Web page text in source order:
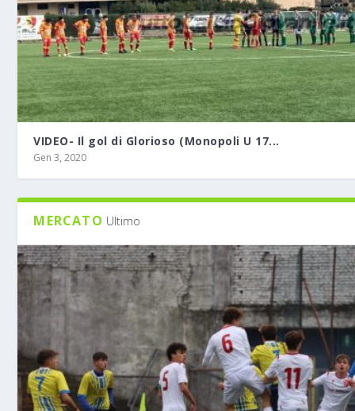
VIDEO- Il gol di Glorioso (Monopoli U 17...
Gen 3, 2020
MERCATO Ultimo